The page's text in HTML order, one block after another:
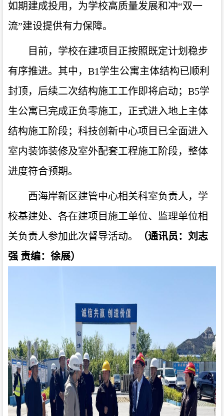
如期建成投用，为学校高质量发展和冲“双一
流”建设提供有力保障。
目前，学校在建项目正按照既定计划稳步
有序推进。其中，B1学生公寓主体结构已顺利
封顶，后续二次结构施工工作即将启动；B5学
生公寓已完成正负零施工，正式进入地上主体
结构施工阶段；科技创新中心项目已全面进入
室内装饰装修及室外配套工程施工阶段，整体
进度符合预期。
西海岸新区建管中心相关科室负责人，学
校基建处、各在建项目施工单位、监理单位相
关负责人参加此次督导活动。
（通讯员：刘志
强 责编：徐展）